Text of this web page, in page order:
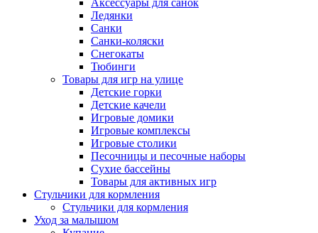
Ледянки
Санки
Санки-коляски
Снегокаты
Тюбинги
Товары для игр на улице
Детские горки
Детские качели
Игровые домики
Игровые комплексы
Игровые столики
Песочницы и песочные наборы
Сухие бассейны
Товары для активных игр
Стульчики для кормления
Стульчики для кормления
Уход за малышом